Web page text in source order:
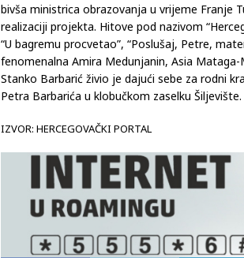
bivša ministrica obrazovanja u vrijeme Franje
realizaciji projekta. Hitove pod nazivom
“U bagremu procvetao”, “Poslušaj, Petre,
fenomenalna Amira Medunjanin, Asia
Stanko Barbarić živio je dajući sebe za rodni
Petra Barbarića u klobučkom zaselku Šiljevište.
IZVOR: HERCEGOVAČKI PORTAL